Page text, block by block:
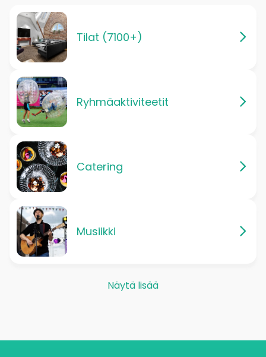
Tilat (7100+)
Ryhmäaktiviteetit
Catering
Musiikki
Näytä lisää